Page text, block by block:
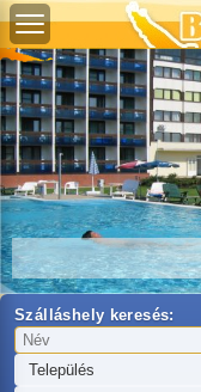
Szálláshely keresés: